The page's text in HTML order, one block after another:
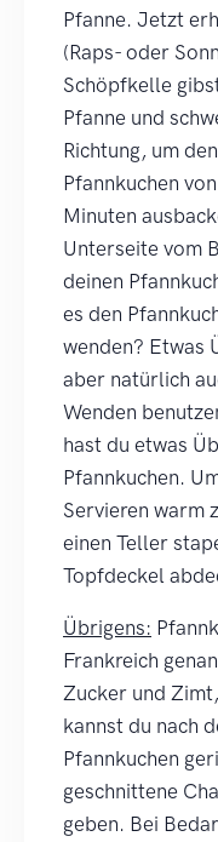
Pfanne. Jetzt
(Raps- oder
Schöpfkelle
Pfanne und
Richtung, um
Pfannkuchen
Minuten
Unterseite vom
deinen
es den
wenden? Etwas
aber natürlich
Wenden
hast du etwas
Pfannkuchen.
Servieren warm
einen Teller
Topfdeckel
Übrigens:
Frankreich
Zucker und
kannst du nach
Pfannkuchen
geschnittene
geben. Bei